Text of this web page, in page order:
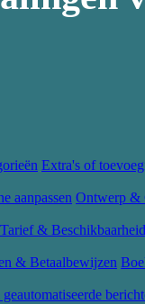
Extra's of
aanpassen Ontwerp &
Tarief &
& Betaalbewijzen